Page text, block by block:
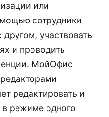
или
сотрудники
участвовать
и проводить
МойОфис
редактировать и
режиме одного